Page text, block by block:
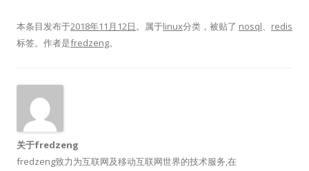
本条目发布于2018年11月12日。属于linux分类，被贴了 nosql、 redis
标签。 作者是fredzeng。
关于fredzeng
fredzeng致力为互联网及移动互联网世界的技术服务,在